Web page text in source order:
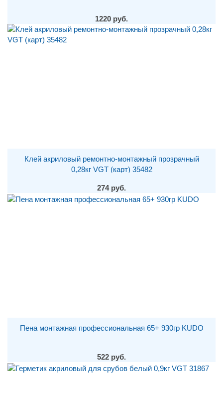
1220 руб.
Клей акриловый ремонтно-монтажный прозрачный
0,28кг VGT (карт) 35482
274 руб.
Пена монтажная профессиональная 65+ 930гр KUDO
522 руб.